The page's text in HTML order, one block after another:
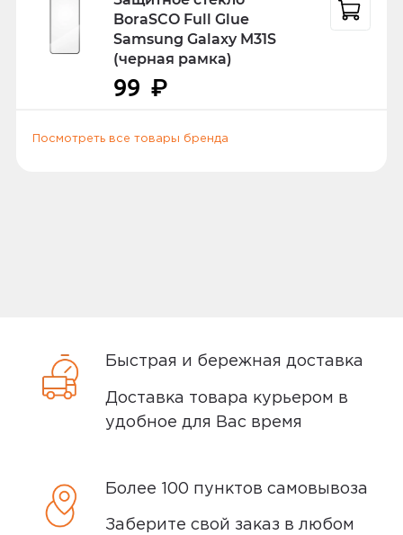
заграничный паспорт, водительское
удостоверение или другой документ
Мотив. Самовывоз бесплатный. Мы
сообщим вам о возможной дате доставки
после того, как вы подтвердите заказ.
Доставка курьером производится на
следующий день после заказа (если
BoraSCO Full Glue
Samsung Galaxy M31S
(черная рамка)
99 ₽
Посмотреть все товары бренда
Быстрая и бережная доставка
Доставка товара курьером в
удобное для Вас время
Более 100 пунктов самовывоза
Заберите свой заказ в любом